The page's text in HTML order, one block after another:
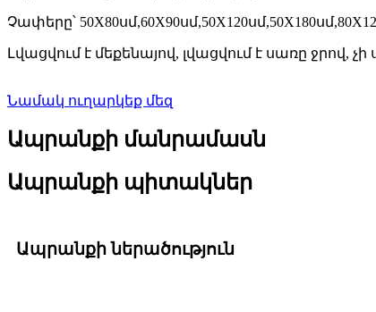
Չափերը՝
Լվացվում է մեքենայով, լվացվում է սառը ջրով,
Նամակ ուղարկեք մեզ
Ապրանքի մանրամասն
Ապրանքի պիտակներ
Ապրանքի ներածություն